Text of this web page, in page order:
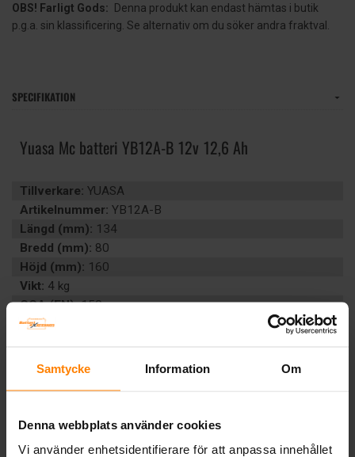
Samtycke Information Om
Denna webbplats använder cookies
Vi använder enhetsidentifierare för att anpassa innehållet
OBS! Farligt Gods:
Denna produkt kan endast hämtas i butik
p.g.a. sin klassificering. Se alternativ om du söker andra fraktval.
SPECIFIKATION
Yuasa Mc batteri YB12A-B 12v 12,6 Ah
Tillverkare: YUASA
Artikelnummer: YB12A-B
Längd (mm): 134
Bredd (mm): 80
Höjd (mm): 160
Vikt: 4 kg
CCA (EN):150
Ah (C20):
Teknologi:VÄTSKEFYLLT
Underhållsfritt: Nej